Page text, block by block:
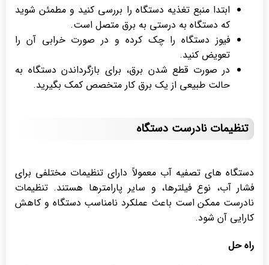
ابتدا منبع تغذیه دستگاه را بررسی کنید و مطمئن شوید
که دستگاه به درستی به برق متصل است.
فیوز دستگاه را چک کرده و در صورت خرابی آن را
تعویض کنید.
در صورت قطع شدن برق، برای بازگرداندن دستگاه به
حالت طبیعی از یک برق کار متخصص کمک بگیرید.
تنظیمات نادرست دستگاه
دستگاه های تصفیه آب معمولاً دارای تنظیمات مختلفی برای
فشار آب، نوع فیلترها، و سایر پارامترها هستند. تنظیمات
نادرست ممکن است باعث عملکرد نامناسب دستگاه و کاهش
کارایی آن شود.
راه حل